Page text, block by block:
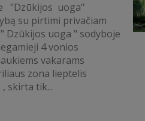
"Dzūkijos uoga"
su pirtimi privačiam
Dzūkijos uoga " sodyboje
4 vonios
vakarams
zona lieptelis
skirta tik...